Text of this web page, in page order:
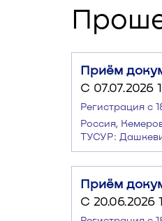
Приём
C 07.07.2026
Регистрация с
Россия,
ТУСУР:
Приём
C 20.06.2026